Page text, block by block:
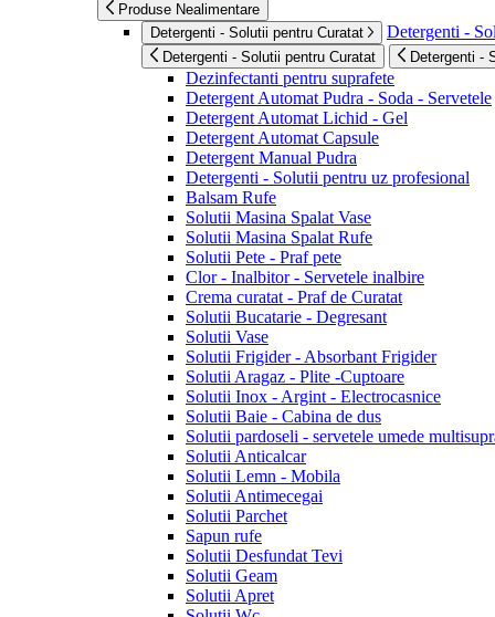
Produse Nealimentare
Detergenti - Solutii pentru Curatat
Detergenti -
Detergenti - Solutii pentru Curatat Detergenti -
Dezinfectanti pentru suprafete
Detergent Automat Pudra - Soda - Servetele
Detergent Automat Lichid - Gel
Detergent Automat Capsule
Detergent Manual Pudra
Detergenti - Solutii pentru uz profesional
Balsam Rufe
Solutii Masina Spalat Vase
Solutii Masina Spalat Rufe
Solutii Pete - Praf pete
Clor - Inalbitor - Servetele inalbire
Crema curatat - Praf de Curatat
Solutii Bucatarie - Degresant
Solutii Vase
Solutii Frigider - Absorbant Frigider
Solutii Aragaz - Plite -Cuptoare
Solutii Inox - Argint - Electrocasnice
Solutii Baie - Cabina de dus
Solutii pardoseli - servetele umede
Solutii Anticalcar
Solutii Lemn - Mobila
Solutii Antimecegai
Solutii Parchet
Sapun rufe
Solutii Desfundat Tevi
Solutii Geam
Solutii Apret